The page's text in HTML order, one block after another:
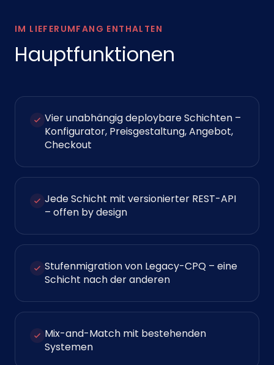
IM LIEFERUMFANG ENTHALTEN
Hauptfunktionen
Vier unabhängig deploybare Schichten –
Konfigurator, Preisgestaltung, Angebot,
Checkout
Jede Schicht mit versionierter REST-API
– offen by design
Stufenmigration von Legacy-CPQ – eine
Schicht nach der anderen
Mix-and-Match mit bestehenden
Systemen